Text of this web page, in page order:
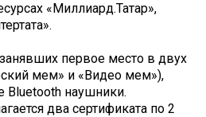
«Миллиард.Татар»,
первое место в двух
мем» и «Видео мем»),
Bluetooth наушники.
два сертификата по 2